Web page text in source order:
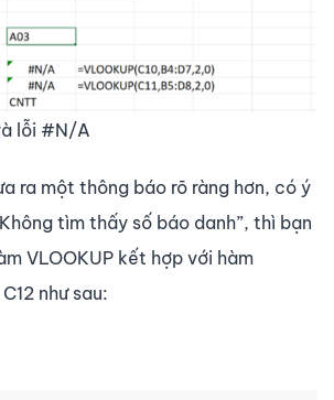
lỗi #N/A
ra một thông báo rõ ràng hơn, có ý
tìm thấy số báo danh”, thì bạn
VLOOKUP kết hợp với hàm
như sau: